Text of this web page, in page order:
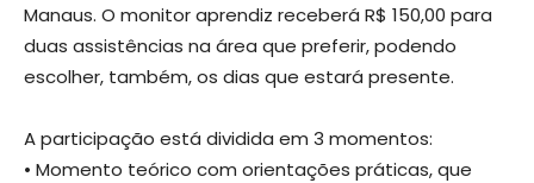
Manaus. O monitor aprendiz receberá R$ 150,00 para
duas assistências na área que preferir, podendo
escolher, também, os dias que estará presente.
A participação está dividida em 3 momentos:
• Momento teórico com orientações práticas, que